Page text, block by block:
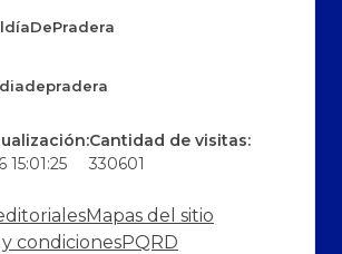
Cantidad de visitas:
330601
Mapas del sitio
condicionesPQRD